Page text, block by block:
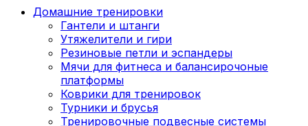
Домашние тренировки
Гантели и штанги
Утяжелители и гири
Резиновые петли и эспандеры
Мячи для фитнеса и балансирочоные
платформы
Коврики для тренировок
Турники и брусья
Тренировочные подвесные системы